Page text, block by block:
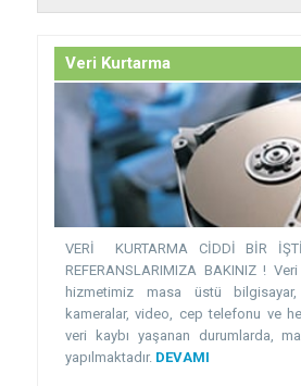
Veri Kurtarma
VERİ KURTARMA CİDDİ BİR
REFERANSLARIMIZA BAKINIZ !
hizmetimiz masa üstü
kameralar, video, cep telefonu ve
veri kaybı yaşanan durumlarda,
yapılmaktadır. DEVAMI